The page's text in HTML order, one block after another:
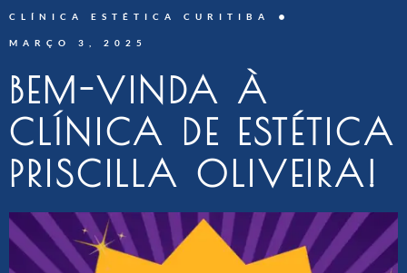
CLÍNICA ESTÉTICA CURITIBA
MARÇO 3, 2025
BEM-VINDA À
CLÍNICA DE ESTÉTICA
PRISCILLA OLIVEIRA!